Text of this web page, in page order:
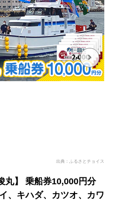
出典：ふるさとチョイス
丸】 乗船券10,000円分
、キハダ、カツオ、カワ